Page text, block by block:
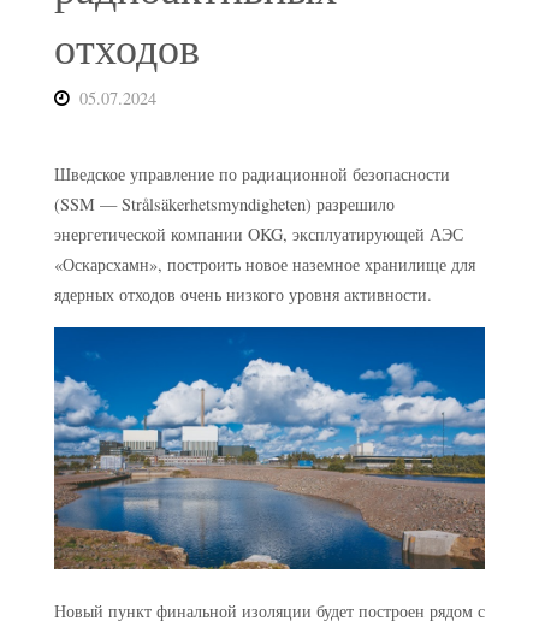
отходов
05.07.2024
Шведское управление по радиационной безопасности
(SSM — Strålsäkerhetsmyndigheten) разрешило
энергетической компании OKG, эксплуатирующей АЭС
«Оскарсхамн», построить новое наземное хранилище для
ядерных отходов очень низкого уровня активности.
Новый пункт финальной изоляции будет построен рядом с